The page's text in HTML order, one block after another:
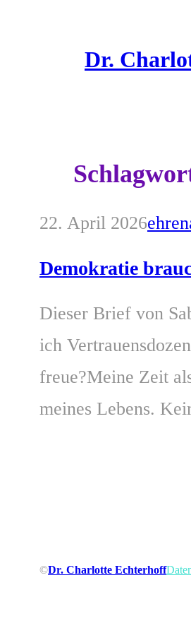
Dr.
22. April 2026
Demokratie
Dieser Brief von
ich
freue?Meine Zeit
meines Lebens.
©Dr. Charlotte Echterhoff